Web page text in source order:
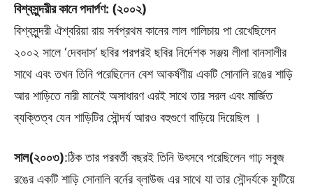
বিশ্বসুন্দরীর কানে পদার্পণ: (২০০২)
বিশ্বসুন্দরী ঐশ্বরিয়া রায় সর্বপ্রথম কানের লাল গালিচায় পা রেখেছিলেন
২০০২ সালে ‘দেবদাস’ ছবির পরপরই ছবির নির্দেশক সঞ্জয় লীলা বানসালীর
সাথে এবং তখন তিনি পরেছিলেন বেশ আকর্ষণীয় একটি সোনালি রঙের শাড়ি
আর শাড়িতে নারী মানেই অসাধারণ এরই সাথে তার সরল এবং মার্জিত
ব্যক্তিত্ব যেন শাড়িটির সৌন্দর্য আরও বহুগুণে বাড়িয়ে দিয়েছিল ।
সাল(২০০৩):ঠিক তার পরবর্তী বছরই তিনি উৎসবে পরেছিলেন গাঢ় সবুজ
রঙের একটি শাড়ি সোনালি বর্নের ব্লাউজ এর সাথে যা তার সৌন্দর্যকে ফুটিয়ে